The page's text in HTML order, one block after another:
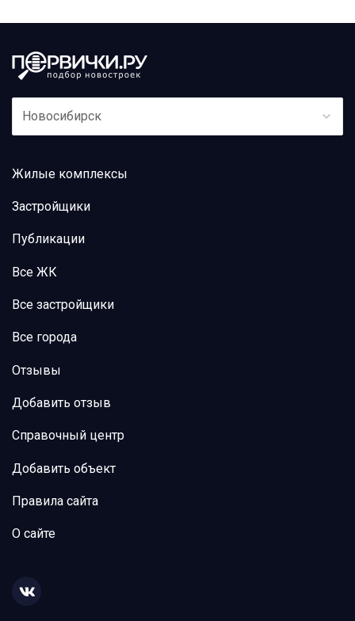
Новосибирск
Жилые комплексы
Застройщики
Публикации
Все ЖК
Все застройщики
Все города
Отзывы
Добавить отзыв
Справочный центр
Добавить объект
Правила сайта
О сайте